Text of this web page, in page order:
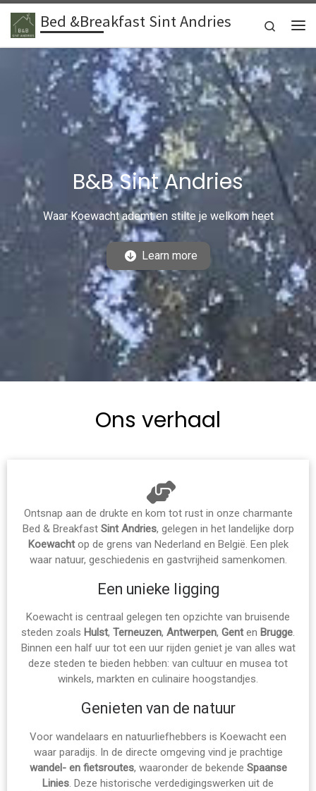
Ga naar inhoud
Bed &Breakfast Sint Andries
Search
B&B Sint Andries
Waar Koewacht ademt en stilte je welkom heet
Learn more
Ons verhaal
Ontsnap aan de drukte en kom tot rust in onze charmante
Bed & Breakfast Sint Andries, gelegen in het landelijke dorp
Koewachtop de grens van Nederland en België. Een plek
waar natuur, geschiedenis en gastvrijheid samenkomen.
Een unieke ligging
Koewacht is centraal gelegen ten opzichte van bruisende
steden zoals Hulst, Terneuzen, Antwerpen, Genten Brugge.
Binnen een half uur tot een uur rijden geniet je van alles wat
deze steden te bieden hebben: van cultuur en musea tot
winkels, markten en culinaire hoogstandjes.
Genieten van de natuur
Voor wandelaars en natuurliefhebbers is Koewacht een
waar paradijs. In de directe omgeving vind je prachtige
wandel- en fietsroutes, waaronder de bekende Spaanse
Linies. Deze historische verdedigingswerken uit de